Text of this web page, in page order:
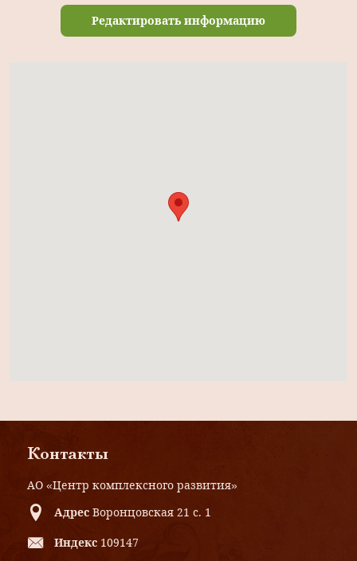
Редактировать информацию
Контакты
АО «Центр комплексного развития»
Адрес Воронцовская 21 с. 1
Индекс 109147